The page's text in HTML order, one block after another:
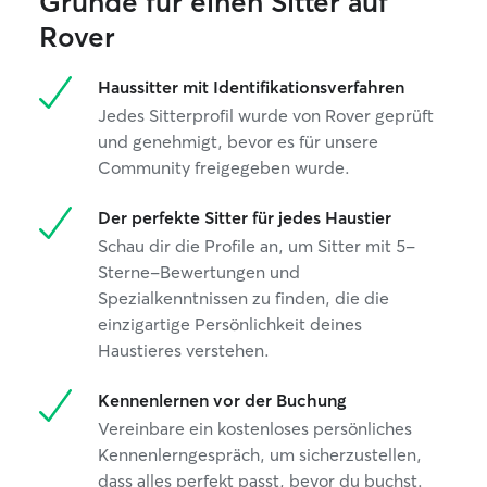
Ich freue mich darauf, dich und deine
Fellnase kennenzulernen 😊
Rover
Haussitter mit Identifikationsverfahren
Jedes Sitterprofil wurde von Rover geprüft
und genehmigt, bevor es für unsere
Community freigegeben wurde.
Der perfekte Sitter für jedes Haustier
Schau dir die Profile an, um Sitter mit 5-
Sterne-Bewertungen und
Spezialkenntnissen zu finden, die die
einzigartige Persönlichkeit deines
Haustieres verstehen.
Kennenlernen vor der Buchung
Vereinbare ein kostenloses persönliches
Kennenlerngespräch, um sicherzustellen,
dass alles perfekt passt, bevor du buchst.